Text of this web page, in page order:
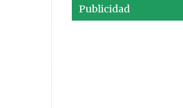
Publicidad